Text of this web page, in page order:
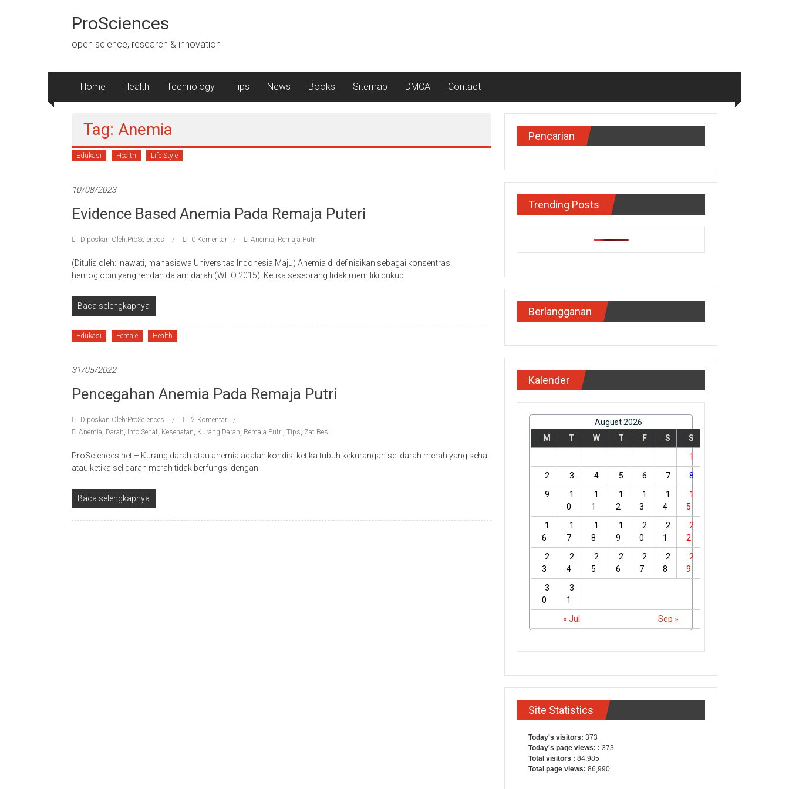
kontenProSciences
open science, research & innovation
Home Health Technology Tips News Books Sitemap DMCA Contact
Tag: Anemia
Edukasi Health Life Style
10/08/2023
Evidence Based Anemia Pada Remaja Puteri
Diposkan Oleh:ProSciences 0 Komentar Anemia, Remaja Putri
(Ditulis oleh: Inawati, mahasiswa Universitas Indonesia Maju) Anemia di definisikan sebagai konsentrasi
hemoglobin yang rendah dalam darah (WHO 2015). Ketika seseorang tidak memiliki cukup
Baca selengkapnya
Edukasi Female Health
31/05/2022
Pencegahan Anemia Pada Remaja Putri
Diposkan Oleh:ProSciences
2 Komentar
Anemia, Darah, Info Sehat, Kesehatan, Kurang Darah, Remaja Putri, Tips, Zat Besi
ProSciences.net – Kurang darah atau anemia adalah kondisi ketika tubuh kekurangan sel darah merah yang sehat
atau ketika sel darah merah tidak berfungsi dengan
Baca selengkapnya
Pencarian
Trending Posts
Berlangganan
Kalender
August 2026
M
T W T F S S
« Jul Sep »
1
2
3 4 5 6 7
8
9
1
0
1
1
1
2
1
3
1
4
1
5
1
6
1
7
1
8
1
9
2
0
2
1
2
2
2
3
2
4
2
5
2
6
2
7
2
8
2
9
3
0
3
1
Site Statistics
Today's visitors: 373
Today's page views: : 373
Total visitors : 84,985
Total page views: 86,990